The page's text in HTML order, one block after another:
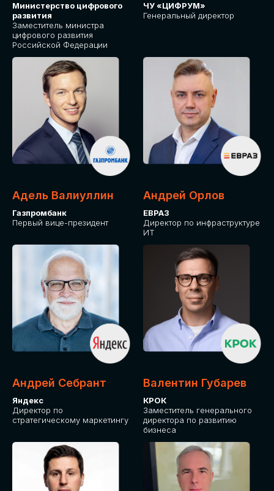
Министерство цифрового
развития
Заместитель министра
цифрового развития
Российской Федерации
ЧУ «ЦИФРУМ»
Генеральный директор
Адель Валиуллин
Газпромбанк
Первый вице-президент
Андрей Орлов
ЕВРАЗ
Директор по инфраструктуре
ИТ
Андрей Себрант
Яндекс
Директор по
стратегическому маркетингу
Валентин Губарев
КРОК
Заместитель генерального
директора по развитию
бизнеса